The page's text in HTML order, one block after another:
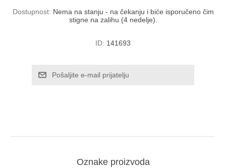
Dostupnost: Nema na stanju - na čekanju i biće isporučeno čim
stigne na zalihu (4 nedelje).
ID: 141693
Oznake proizvoda